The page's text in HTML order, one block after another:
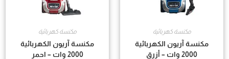
مكنسة كهربائية
مكنسة آريون الكهربائية
2000 وات – أزرق
مكنسة كهربائية
مكنسة آريون الكهربائية
2000 وات – احمر